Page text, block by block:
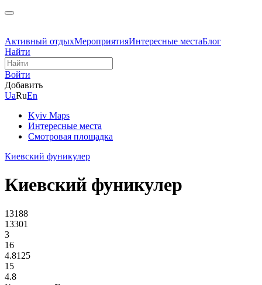
Активный отдыхМероприятияИнтересные местаБлог
Найти
Войти
Добавить
UaRuEn
Kyiv Maps
Интересные места
Смотровая площадка
Киевский фуникулер
Киевский фуникулер
13188
13301
3
16
4.8125
15
4.8